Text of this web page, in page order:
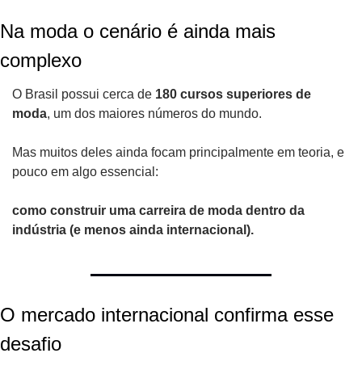
Na moda o cenário é ainda mais
complexo
O Brasil possui cerca de 180 cursos superiores de
moda, um dos maiores números do mundo.
Mas muitos deles ainda focam principalmente em teoria, e
pouco em algo essencial:
como construir uma carreira de moda dentro da
indústria (e menos ainda internacional).
O mercado internacional confirma esse
desafio